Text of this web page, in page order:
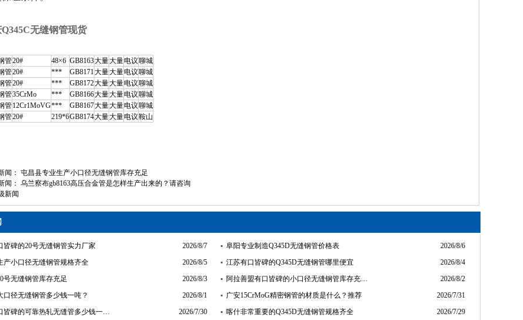
Q345C无缝钢管现货
管20# 48×6 GB8163大量大量电议聊城
管20# *** GB8171大量大量电议聊城
管20# *** GB8172大量大量电议聊城
管35CrMo *** GB8166大量大量电议聊城
管12Cr1MoVG*** GB8167大量大量电议聊城
管20# 219*6GB8174大量大量电议鞍山
闻： 屯昌县专业生产小口径无缝钢管库存充足
闻： 乌兰察布gb8163高压合金管是怎样生产出来的？请咨询
新闻
2026/8/7
皆碑的20号无缝钢管实力厂家 2026/8/6
阜阳专业制造Q345D无缝钢管价格表
2026/8/5
产小口径无缝钢管规格齐全 2026/8/4
江苏有口皆碑的Q345D无缝钢管哪里便宜
2026/8/3
号无缝钢管库存充足 2026/8/2
阿拉善盟有口皆碑的小口径无缝钢管库存充…
2026/8/1
口径无缝钢管多少钱一吨？ 2026/7/31
广安15CrMoG精密钢管的材质是什么？推荐
2026/7/30
皆碑的可靠热轧无缝管多少钱一… 2026/7/29
喀什非常重要的Q345D无缝钢管规格齐全